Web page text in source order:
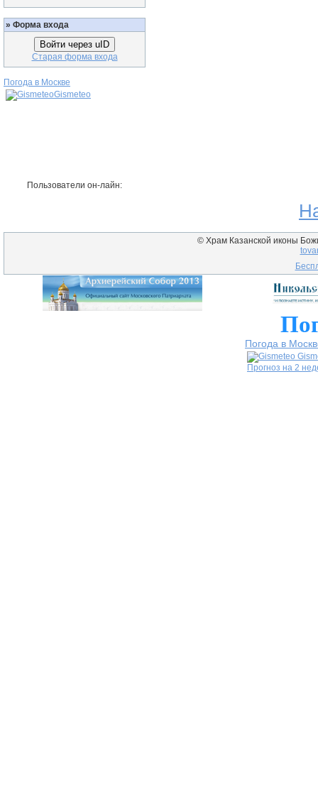
» Форма входа
Войти через uID
Старая форма входа
Погода в Москве
Gismeteo
Пользователи он-лайн:
© Храм Казанской иконы
Погода в
Прогноз на 2